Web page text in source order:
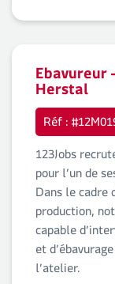
Herstal
Réf :
123Jobs
pour l’un de
Dans le cadre
production,
capable
et
l’atelier.